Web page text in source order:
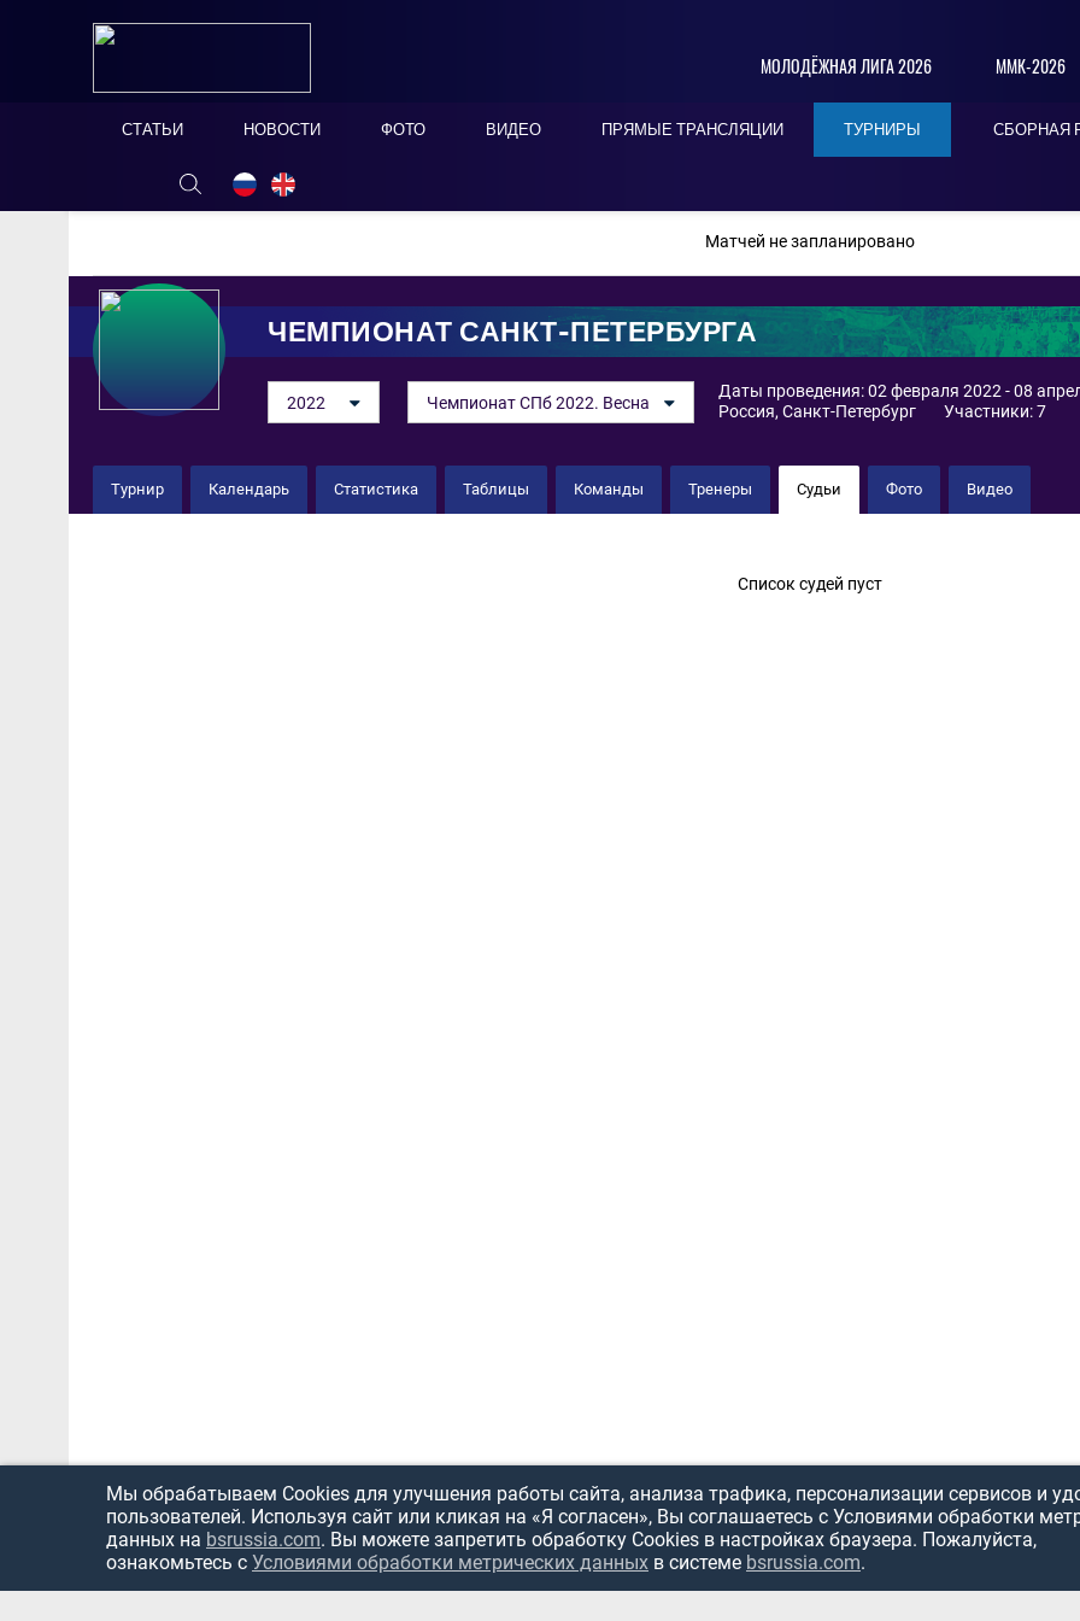
МОЛОДЁЖНАЯ ЛИГА 2026 ММК-2026
СТАТЬИ НОВОСТИ ФОТО ВИДЕО ПРЯМЫЕ ТРАНСЛЯЦИИ ТУРНИРЫ СБОРНАЯ
ОНЛАЙН ТАБЛО СКРЫТЬ
Матчей не запланировано
ЧЕМПИОНАТ САНКТ-ПЕТЕРБУРГА
2022 Чемпионат СПб 2022. Весна
Даты проведения: 02 февраля 2022 - 08
Россия, Санкт-Петербург
Участники: 7
Турнир Календарь Статистика Таблицы Команды Тренеры Судьи Фото Видео
Список судей пуст
Мы обрабатываем Cookies для улучшения работы сайта, анализа трафика, персонализации сервисов и
пользователей. Используя сайт или кликая на «Я согласен», Вы соглашаетесь с Условиями обработки
данных на bsrussia.com. Вы можете запретить обработку Cookies в настройках браузера. Пожалуйста,
ознакомьтесь с Условиями обработки метрических данных в системе bsrussia.com.